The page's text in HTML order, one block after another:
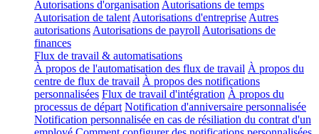
Autorisations d'organisation Autorisations de temps
Autorisation de talent Autorisations d'entreprise Autres
autorisations Autorisations de payroll Autorisations de
finances
Flux de travail & automatisations
À propos de l'automatisation des flux de travail À propos du
centre de flux de travail À propos des notifications
personnalisées Flux de travail d'intégration À propos du
processus de départ Notification d'anniversaire personnalisée
Notification personnalisée en cas de résiliation du contrat d'un